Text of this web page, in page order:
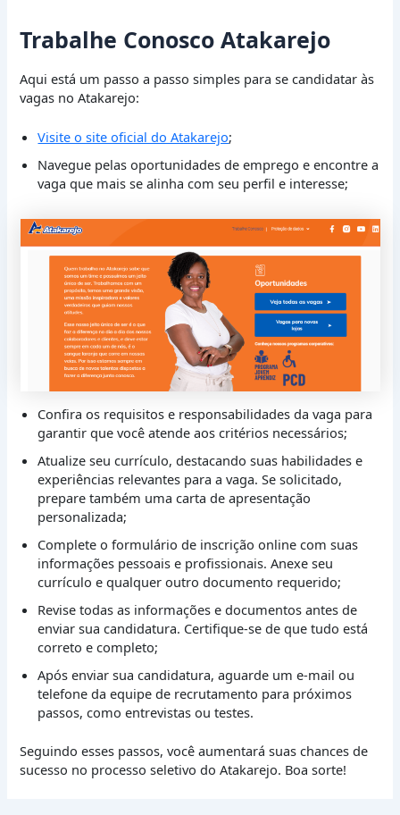
Trabalhe Conosco Atakarejo
Aqui está um passo a passo simples para se candidatar às
vagas no Atakarejo:
Visite o site oficial do Atakarejo;
Navegue pelas oportunidades de emprego e encontre a
vaga que mais se alinha com seu perfil e interesse;
Confira os requisitos e responsabilidades da vaga para
garantir que você atende aos critérios necessários;
Atualize seu currículo, destacando suas habilidades e
experiências relevantes para a vaga. Se solicitado,
prepare também uma carta de apresentação
personalizada;
Complete o formulário de inscrição online com suas
informações pessoais e profissionais. Anexe seu
currículo e qualquer outro documento requerido;
Revise todas as informações e documentos antes de
enviar sua candidatura. Certifique-se de que tudo está
correto e completo;
Após enviar sua candidatura, aguarde um e-mail ou
telefone da equipe de recrutamento para próximos
passos, como entrevistas ou testes.
Seguindo esses passos, você aumentará suas chances de
sucesso no processo seletivo do Atakarejo. Boa sorte!